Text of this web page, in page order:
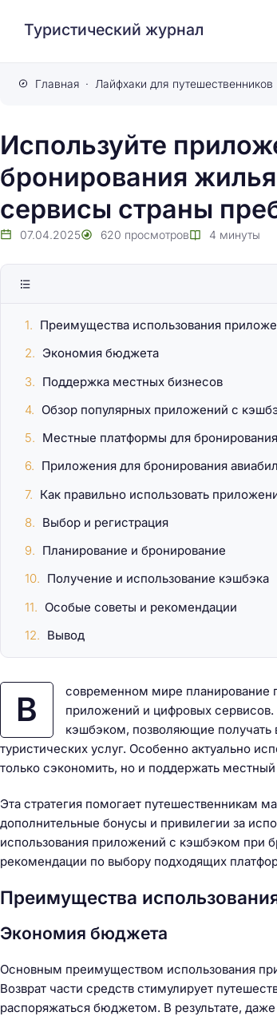
Туристический журнал
Главная Лайфхаки для путешественников
Используйте
бронирования
сервисы страны
07.04.2025 620 просмотров 4 минуты
В
современном мире планирование
приложений и цифровых
кэшбэком, позволяющие получать
туристических услуг. Особенно актуально
только сэкономить, но и поддержать местный
Эта стратегия помогает путешественникам
дополнительные бонусы и привилегии за
использования приложений с кэшбэком при
рекомендации по выбору подходящих
Преимущества
Экономия бюджета
Основным преимуществом использования
Возврат части средств стимулирует
распоряжаться бюджетом. В результате,
Преимущества использования
Экономия бюджета
Поддержка местных бизнесов
Обзор популярных приложений с
Местные платформы для
Приложения для бронирования
Как правильно использовать
Выбор и регистрация
Планирование и бронирование
Получение и использование кэшбэка
Особые советы и рекомендации
Вывод
Сахаре